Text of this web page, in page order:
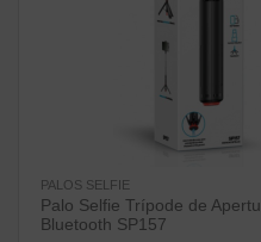
PALOS SELFIE
Palo Selfie Trípode de
Bluetooth SP157